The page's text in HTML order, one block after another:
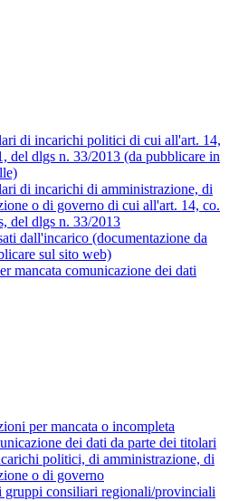
di incarichi politici di cui all'art. 14,
del dlgs n. 33/2013 (da pubblicare in
di incarichi di amministrazione, di
o di governo di cui all'art. 14, co.
del dlgs n. 33/2013
dall'incarico (documentazione da
sul sito web)
mancata comunicazione dei dati
per mancata o incompleta
dei dati da parte dei titolari
politici, di amministrazione, di
o di governo
gruppi consiliari regionali/provinciali